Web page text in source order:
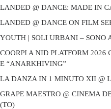
LANDED @ DANCE: MADE IN
LANDED @ DANCE ON FILM
YOUTH | SOLI URBANI – SONO
COORPI A NID PLATFORM
E “ANARKHIVING”
LA DANZA IN 1 MINUTO XII @
GRAPE MAESTRO @ CINEMA
(TO)